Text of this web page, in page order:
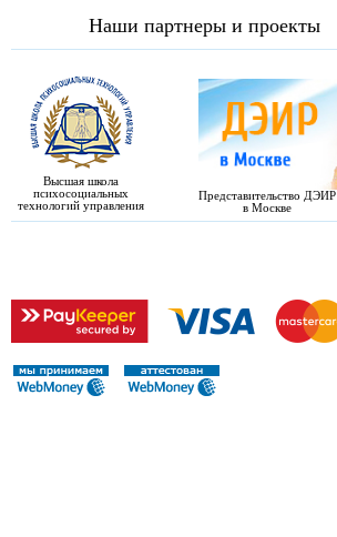
Наши партнеры и проекты
Высшая школа
психосоциальных
технологий управления
Представительство ДЭИР
в Москве